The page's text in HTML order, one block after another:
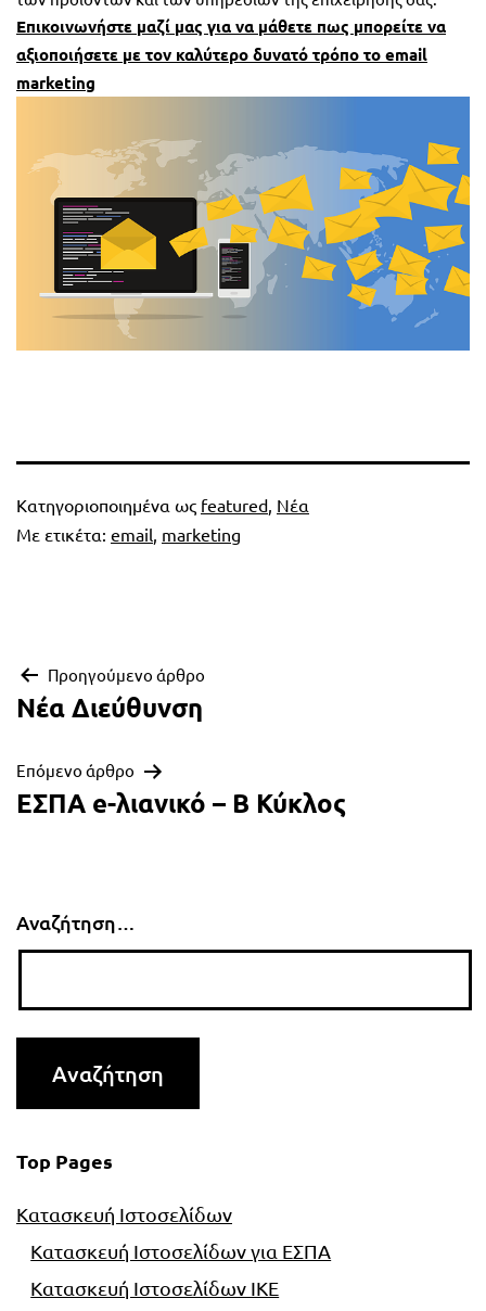
Επικοινωνήστε μαζί μας για να μάθετε πως μπορείτε να
αξιοποιήσετε με τον καλύτερο δυνατό τρόπο το email
marketing
Κατηγοριοποιημένα ως featured Νέα
Με ετικέτα: email marketing
Πλοήγηση
Προηγούμενο άρθρο
Νέα Διεύθυνση
Επόμενο άρθρο
ΕΣΠΑ e-λιανικό – B Κύκλος
Αναζήτηση…
Top Pages
Κατασκευή Ιστοσελίδων
Κατασκευή Ιστοσελίδων για ΕΣΠΑ
Κατασκευή Ιστοσελίδων ΙΚΕ